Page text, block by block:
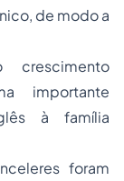
de modo a
importante
à família
foram